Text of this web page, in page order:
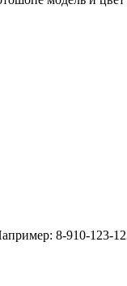
8-910-123-